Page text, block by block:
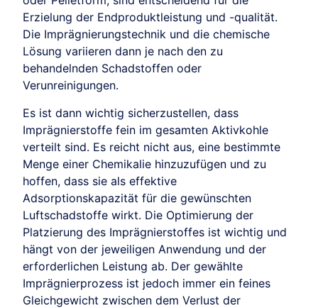
Erzielung der Endproduktleistung und -qualität.
Die Imprägnierungstechnik und die chemische
Lösung variieren dann je nach den zu
behandelnden Schadstoffen oder
Verunreinigungen.
Es ist dann wichtig sicherzustellen, dass
Imprägnierstoffe fein im gesamten Aktivkohle
verteilt sind. Es reicht nicht aus, eine bestimmte
Menge einer Chemikalie hinzuzufügen und zu
hoffen, dass sie als effektive
Adsorptionskapazität für die gewünschten
Luftschadstoffe wirkt. Die Optimierung der
Platzierung des Imprägnierstoffes ist wichtig und
hängt von der jeweiligen Anwendung und der
erforderlichen Leistung ab. Der gewählte
Imprägnierprozess ist jedoch immer ein feines
Gleichgewicht zwischen dem Verlust der